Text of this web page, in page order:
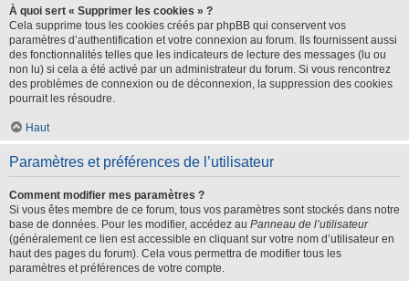
À quoi sert « Supprimer les cookies » ?
Cela supprime tous les cookies créés par phpBB qui conservent vos
paramètres d’authentification et votre connexion au forum. Ils fournissent aussi
des fonctionnalités telles que les indicateurs de lecture des messages (lu ou
non lu) si cela a été activé par un administrateur du forum. Si vous rencontrez
des problèmes de connexion ou de déconnexion, la suppression des cookies
pourrait les résoudre.
Haut
Paramètres et préférences de l’utilisateur
Comment modifier mes paramètres ?
Si vous êtes membre de ce forum, tous vos paramètres sont stockés dans notre
base de données. Pour les modifier, accédez au Panneau de l’utilisateur
(généralement ce lien est accessible en cliquant sur votre nom d’utilisateur en
haut des pages du forum). Cela vous permettra de modifier tous les
paramètres et préférences de votre compte.